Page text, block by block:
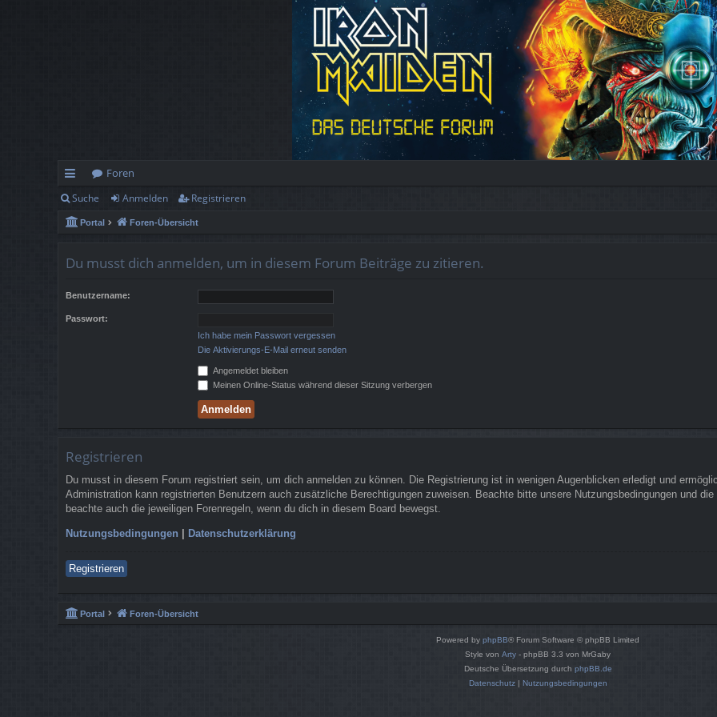
ch
ne
Foren
Suche Anmelden Registrieren
Portal Foren-Übersicht
Du musst dich anmelden, um in diesem Forum Beiträge zu zitieren.
Benutzername:
Passwort:
Ich habe mein Passwort vergessen
Die Aktivierungs-E-Mail erneut senden
Angemeldet bleiben
Meinen Online-Status während dieser Sitzung verbergen
Registrieren
Du musst in diesem Forum registriert sein, um dich anmelden zu können. Die Registrierung ist in wenigen Augenblicken erledigt und
Administration kann registrierten Benutzern auch zusätzliche Berechtigungen zuweisen. Beachte bitte unsere Nutzungsbedingungen und
beachte auch die jeweiligen Forenregeln, wenn du dich in diesem Board bewegst.
Nutzungsbedingungen | Datenschutzerklärung
Registrieren
Portal Foren-Übersicht
Powered by phpBB® Forum Software © phpBB Limited
Style von Arty - phpBB 3.3 von MrGaby
Deutsche Übersetzung durch phpBB.de
Datenschutz| Nutzungsbedingungen